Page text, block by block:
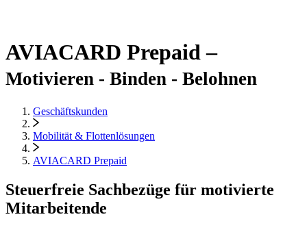
AVIACARD Prepaid –
Motivieren - Binden - Belohnen
Geschäftskunden
Mobilität & Flottenlösungen
AVIACARD Prepaid
Steuerfreie Sachbezüge für motivierte
Mitarbeitende